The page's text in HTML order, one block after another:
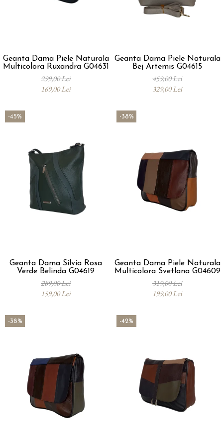
Geanta Dama Piele Naturala
Multicolora Ruxandra G04631
299,00 Lei
169,00 Lei
Geanta Dama Piele Naturala
Bej Artemis G04615
459,00 Lei
329,00 Lei
-45%
Geanta Dama Silvia Rosa
Verde Belinda G04619
289,00 Lei
159,00 Lei
-38%
Geanta Dama Piele Naturala
Multicolora Svetlana G04609
319,00 Lei
199,00 Lei
-38% -42%